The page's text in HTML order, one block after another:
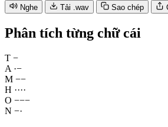
Nghe Tải .wav Sao chép
Phân tích từng chữ cái
T −
A ·−
M −−
H ····
O −−−
N −·